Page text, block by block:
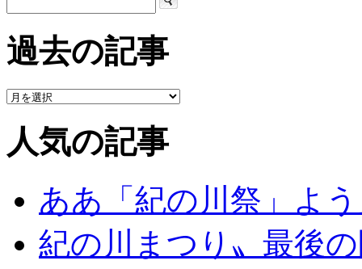
過去の記事
人気の記事
ああ「紀の川祭」よ
紀の川まつり〟最後